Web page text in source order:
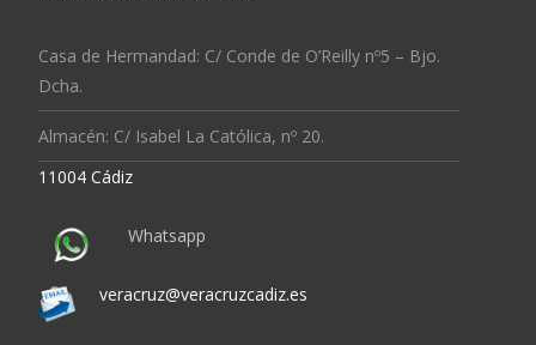
Casa de Hermandad: C/ Conde de O’Reilly nº5 – Bjo.
Dcha.
Almacén: C/ Isabel La Católica, nº 20.
11004 Cádiz
Whatsapp
veracruz@veracruzcadiz.es